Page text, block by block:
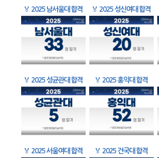
🏅 2025 남서울대 합격 🏅 2025 성신여대 합격
🏅 2025 성균관대 합격 🏅 2025 홍익대 합격
🏅 2025 서울여대 합격 🏅 2025 건국대 합격